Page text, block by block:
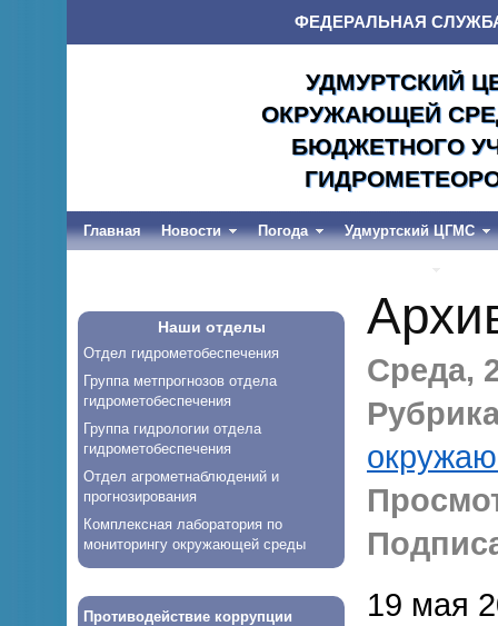
ФЕДЕРАЛЬНАЯ
УДМУРТСКИЙ
ОКРУЖАЮЩЕЙ
БЮДЖЕТНОГО
Главная Новости Погода Удмуртский ЦГМС
Наши отделы
Отдел гидрометобеспечения
Группа метпрогнозов отдела
гидрометобеспечения
Группа гидрологии отдела
гидрометобеспечения
Отдел агрометнаблюдений и
прогнозирования
Комплексная лаборатория по
мониторингу окружающей среды
Противодействие коррупции
Среда,
19 мая